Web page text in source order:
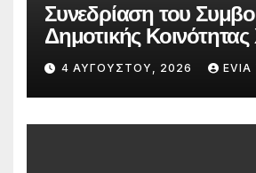
Συνεδρίαση του
Δημοτικής
την 5 Αυγούστου
4 ΑΥΓΟΎΣΤΟΥ, 2026 EVIA